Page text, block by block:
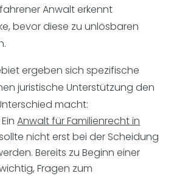
Anwalt erkennt
bevor diese zu unlösbaren
ergeben sich spezifische
juristische Unterstützung den
macht:
EinAnwalt für Familienrecht in
nicht erst bei der Scheidung
Bereits zu Beginn einer
Fragen zum